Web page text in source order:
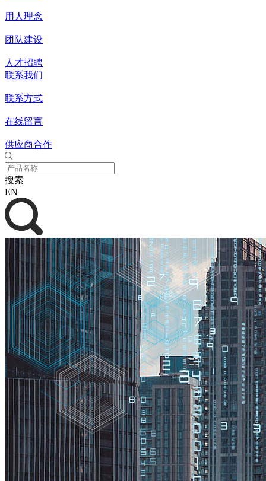
用人理念
团队建设
人才招聘
联系我们
联系方式
在线留言
供应商合作
搜索
EN